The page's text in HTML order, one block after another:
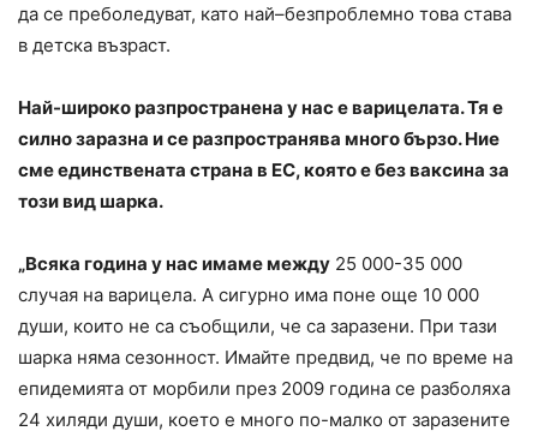
да се преболедуват, като най–безпроблемно това става
в детска възраст.
Най-широко разпространена у нас е варицелата. Тя е
силно заразна и се разпространява много бързо. Ние
сме единствената страна в ЕС, която е без ваксина за
този вид шарка.
„Всяка година у нас имаме между 25 000-35 000
случая на варицела. А сигурно има поне още 10 000
души, които не са съобщили, че са заразени. При тази
шарка няма сезонност. Имайте предвид, че по време на
епидемията от морбили през 2009 година се разболяха
24 хиляди души, което е много по-малко от заразените